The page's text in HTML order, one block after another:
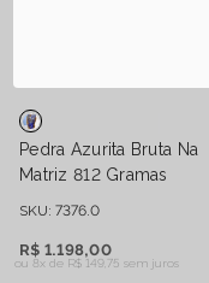
Pedra Azurita Bruta Na
Matriz 812 Gramas
SKU: 7376.0
R$ 1.198,00
ou 8x de R$ 149,75 sem juros